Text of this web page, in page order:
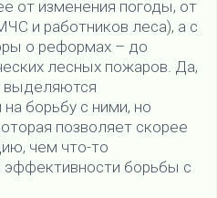
от изменения погоды, от
и работников леса), а с
о реформах – до
лесных пожаров. Да,
выделяются
борьбу с ними, но
позволяет скорее
чем что-то
эффективности борьбы с